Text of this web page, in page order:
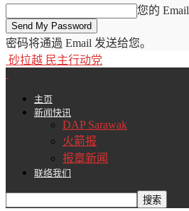
您的 Email
密码将通過 Email 发送给您。
砂拉越 民主行动党
主页
新闻快讯
DAP Sarawak
火箭报
报章新闻
联络我们